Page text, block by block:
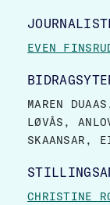
EVEN
MAREN
LØVÅS,
SKAANSAR,
CHRISTINE